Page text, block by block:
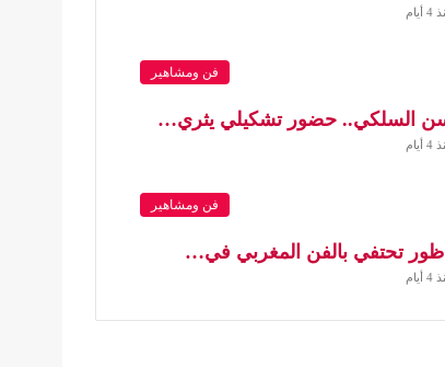
أيام
فن ومشاهير
السلكي.. حضور تشكيلي يثري…
أيام
فن ومشاهير
تحتفي بالفن المغربي في…
أيام